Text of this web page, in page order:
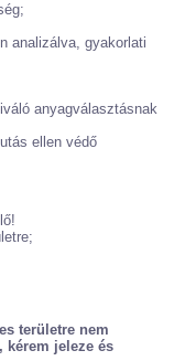
analizálva, gyakorlati
anyagválasztásnak
ellen védő
területre nem
kérem jeleze és